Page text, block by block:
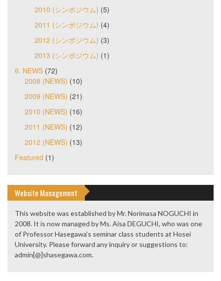
2010 (シンポジウム) (5)
2011 (シンポジウム) (4)
2012 (シンポジウム) (3)
2013 (シンポジウム) (1)
6. NEWS (72)
2008 (NEWS) (10)
2009 (NEWS) (21)
2010 (NEWS) (16)
2011 (NEWS) (12)
2012 (NEWS) (13)
Featured (1)
Website Management
This website was established by Mr. Norimasa NOGUCHI in
2008. It is now managed by Ms. Aisa DEGUCHI, who was one
of Professor Hasegawa’s seminar class students at Hosei
University. Please forward any inquiry or suggestions to:
admin[@]shasegawa.com.